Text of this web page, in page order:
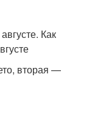
Как
вторая —